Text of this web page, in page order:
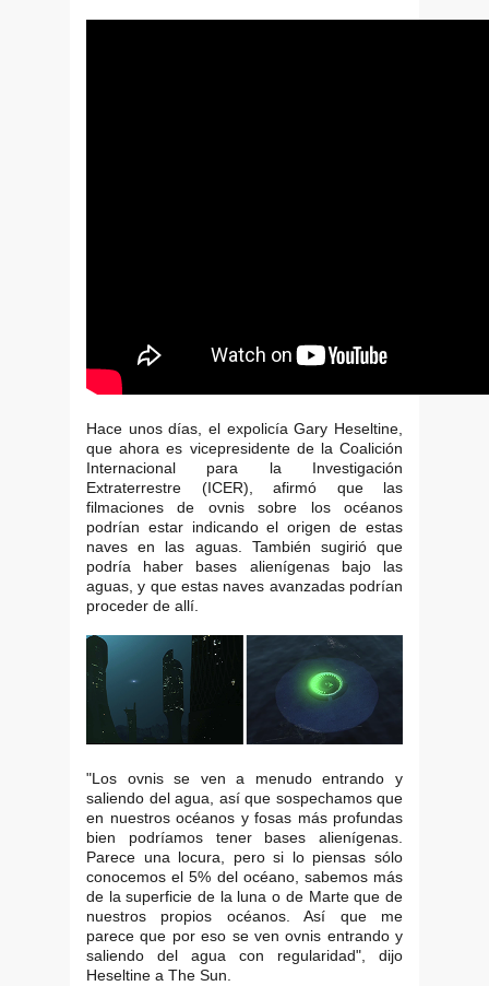
Hace unos días, el expolicía Gary Heseltine,
que ahora es vicepresidente de la Coalición
Internacional para la Investigación
Extraterrestre (ICER), afirmó que las
filmaciones de ovnis sobre los océanos
podrían estar indicando el origen de estas
naves en las aguas. También sugirió que
podría haber bases alienígenas bajo las
aguas, y que estas naves avanzadas podrían
proceder de allí.
"Los ovnis se ven a menudo entrando y
saliendo del agua, así que sospechamos que
en nuestros océanos y fosas más profundas
bien podríamos tener bases alienígenas.
Parece una locura, pero si lo piensas sólo
conocemos el 5% del océano, sabemos más
de la superficie de la luna o de Marte que de
nuestros propios océanos. Así que me
parece que por eso se ven ovnis entrando y
saliendo del agua con regularidad", dijo
Heseltine a The Sun.